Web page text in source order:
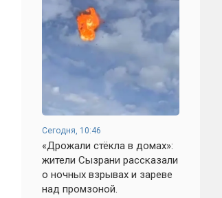
Сегодня, 10:46
«Дрожали стёкла в домах»:
жители Сызрани рассказали
о ночных взрывах и зареве
над промзоной.